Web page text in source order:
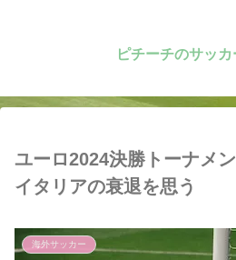
ピチーチのサッ
ユーロ2024決勝トーナメ
イタリアの衰退を思う
海外サッカー